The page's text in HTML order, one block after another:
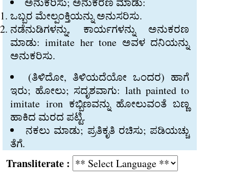
ಒಬ್ಬರ ಮೇಲ್ಪಂಕ್ತಿಯನ್ನು ಅನುಸರಿಸು.
ನಡೆನುಡಿಗಳನ್ನು, ಕಾರ್ಯಗಳನ್ನು ಅನುಕರಣ
ಮಾಡು: imitate her tone ಅವಳ ದನಿಯನ್ನು
ಅನುಕರಿಸು.
(ತಿಳಿದೋ, ತಿಳಿಯದೆಯೋ ಒಂದರ) ಹಾಗೆ
ಇರು; ಹೋಲು; ಸದೃಶವಾಗು: lath painted to
imitate iron ಕಬ್ಬಿಣವನ್ನು ಹೋಲುವಂತೆ ಬಣ್ಣ
ಹಾಕಿದ ಮರದ ಪಟ್ಟಿ.
ನಕಲು ಮಾಡು; ಪ್ರತಿಕೃತಿ ರಚಿಸು; ಪಡಿಯಚ್ಚು
ತೆಗೆ.
: